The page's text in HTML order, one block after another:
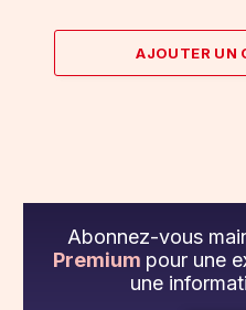
AJOUTER UN
Abonnez-vous
Premium pour une
une